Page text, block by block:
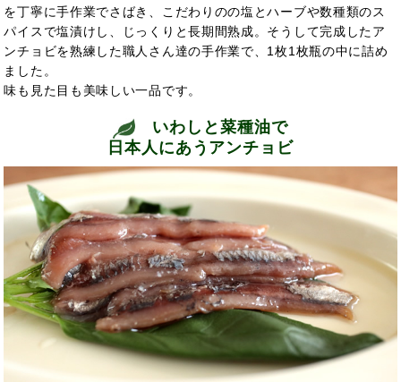
を丁寧に手作業でさばき、こだわりのの塩とハーブや数種類のス
パイスで塩漬けし、じっくりと長期間熟成。そうして完成したア
ンチョビを熟練した職人さん達の手作業で、1枚1枚瓶の中に詰め
ました。
味も見た目も美味しい一品です。
いわしと菜種油で
日本人にあうアンチョビ